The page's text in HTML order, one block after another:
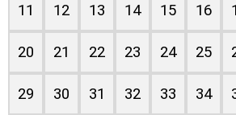
11 12 13 14 15 16
20 21 22 23 24 25
29 30 31 32 33 34